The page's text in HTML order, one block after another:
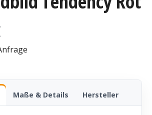
Maße & Details Hersteller